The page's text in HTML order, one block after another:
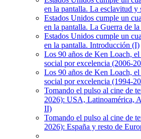
en la pantalla. La esclavitud
Estados Unidos cumple un
en la pantalla. La Guerra de
Estados Unidos cumple un
en la pantalla. Introducción (I)
Los 90 años de Ken Loach,
social por excelencia (2006-
Los 90 años de Ken Loach,
social por excelencia (1994-
Tomando el pulso al cine de
2026): USA, Latinoamérica,
II)
Tomando el pulso al cine de
2026): España y resto de